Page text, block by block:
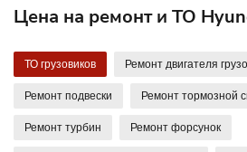
Цена на ремонт и ТО
ТО грузовиков Ремонт двигателя
Ремонт подвески Ремонт тормозной
Ремонт турбин Ремонт форсунок